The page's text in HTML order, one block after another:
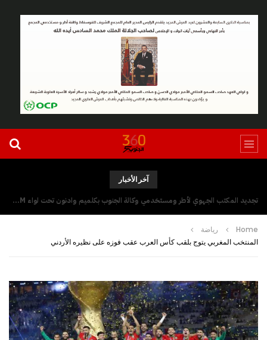
آخر الأخبار
تجديد المكتب الجهوي لأطر ومستخدمي وكالة الجنوب بكلميم وادنون تحت لواء UGTM
Home
رياضة
المنتخب المغربي يتوج بلقب كأس العرب عقب فوزه على نظيره الأردني